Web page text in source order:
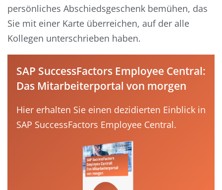
persönliches Abschiedsgeschenk bemühen, das
Sie mit einer Karte überreichen, auf der alle
Kollegen unterschrieben haben.
SAP SuccessFactors Employee Central:
Das Mitarbeiterportal von morgen
Hier erhalten Sie einen dezidierten Einblick in
SAP SuccessFactors Employee Central.